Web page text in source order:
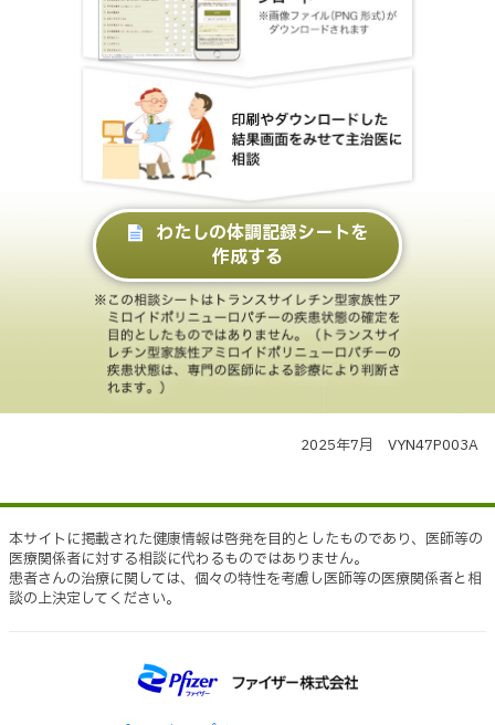
わたしの体調記録シートを
作成する
2025年7月 VYN47P003A
本サイトに掲載された健康情報は啓発を目的としたものであり、医師等の
医療関係者に対する相談に代わるものではありません。
患者さんの治療に関しては、個々の特性を考慮し医師等の医療関係者と相
談の上決定してください。